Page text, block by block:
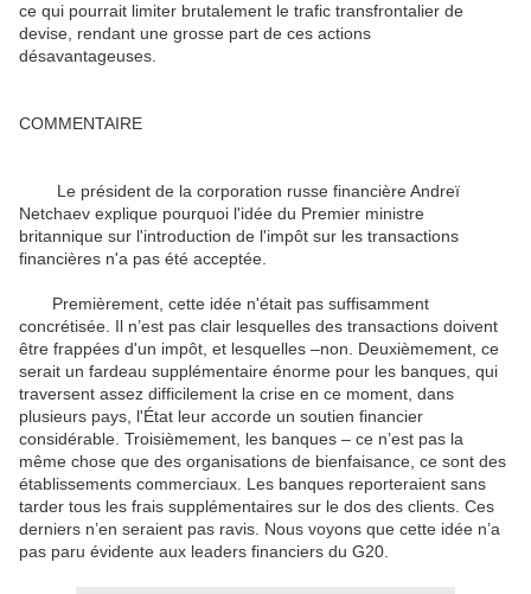
ce qui pourrait limiter brutalement le trafic transfrontalier de
devise, rendant une grosse part de ces actions
désavantageuses.
COMMENTAIRE
Le président de la corporation russe financière Andreï
Netchaev explique pourquoi l'idée du Premier ministre
britannique sur l'introduction de l'impôt sur les transactions
financières n'a pas été acceptée.
Premièrement, cette idée n'était pas suffisamment
concrétisée. Il n’est pas clair lesquelles des transactions doivent
être frappées d'un impôt, et lesquelles –non. Deuxièmement, ce
serait un fardeau supplémentaire énorme pour les banques, qui
traversent assez difficilement la crise en ce moment, dans
plusieurs pays, l'État leur accorde un soutien financier
considérable. Troisièmement, les banques – ce n’est pas la
même chose que des organisations de bienfaisance, ce sont des
établissements commerciaux. Les banques reporteraient sans
tarder tous les frais supplémentaires sur le dos des clients. Ces
derniers n’en seraient pas ravis. Nous voyons que cette idée n’a
pas paru évidente aux leaders financiers du G20.